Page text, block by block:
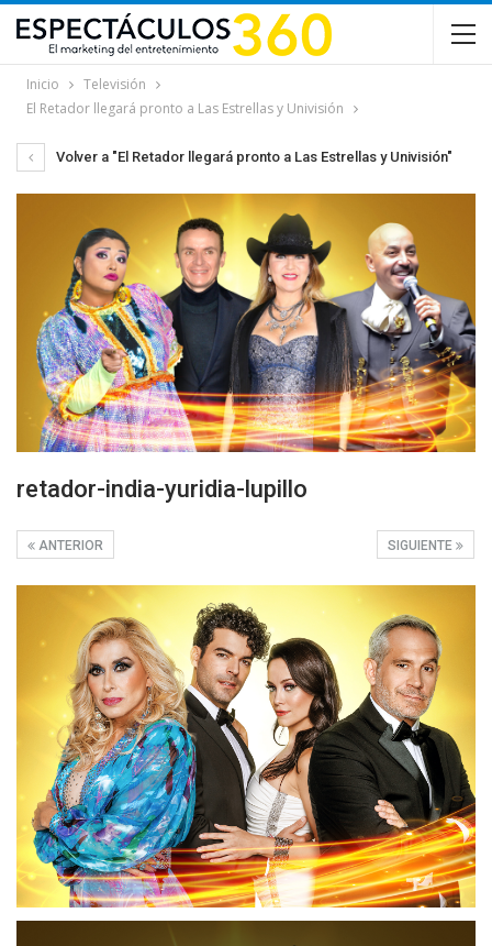
Inicio
Televisión
El Retador llegará pronto a Las Estrellas y Univisión
Volver a "El Retador llegará pronto a Las Estrellas y Univisión"
retador-india-yuridia-lupillo
SIGUIENTE
ANTERIOR